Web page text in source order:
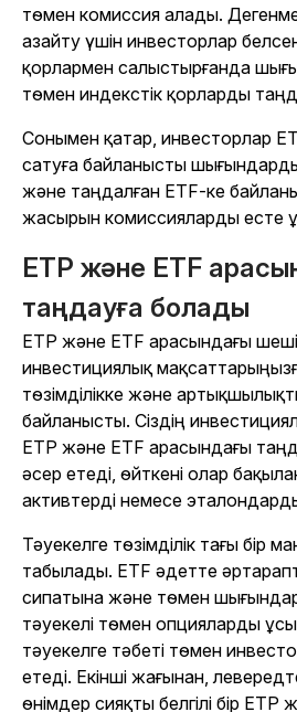
төмен комиссия алады.
азайту үшін инвесторлар
қорлармен салыстырғанда
төмен индекстік қорларды
Сонымен қатар, инвесторлар
сатуға байланысты
және таңдалған ETF-ке
жасырын комиссияларды есте
ETP және ETF
таңдауға болады
ETP және ETF арасындағы шешім
инвестициялық
төзімділікке және
байланысты. Сіздің
ETP және ETF арасындағы
әсер етеді, өйткені олар
активтерді немесе
Тәуекелге төзімділік тағы бір
табылады. ETF әдетте
сипатына және төмен
тәуекелі төмен опцияларды
тәуекелге тәбеті төмен
етеді. Екінші жағынан,
өнімдер сияқты белгілі бір ETP